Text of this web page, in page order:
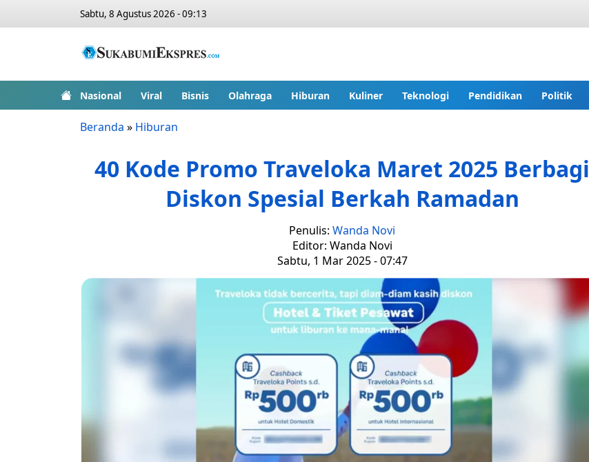
Sabtu, 8 Agustus 2026 - 09:13
Nasional Viral Bisnis Olahraga Hiburan Kuliner Teknologi Pendidikan Politik
Beranda » Hiburan
40 Kode Promo Traveloka Maret 2025 Berbagi
Diskon Spesial Berkah Ramadan
Penulis: Wanda Novi
Editor: Wanda Novi
Sabtu, 1 Mar 2025 - 07:47